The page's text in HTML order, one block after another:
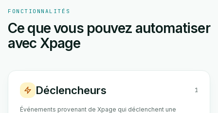
FONCTIONNALITÉS
Ce que vous pouvez automatiser
avec Xpage
Déclencheurs 1
Événements provenant de Xpage qui déclenchent une